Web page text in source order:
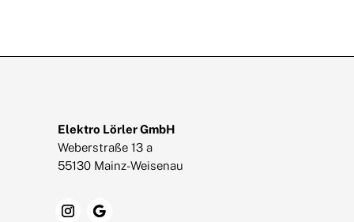
Elektro Lörler GmbH
Weberstraße 13 a
55130 Mainz-Weisenau